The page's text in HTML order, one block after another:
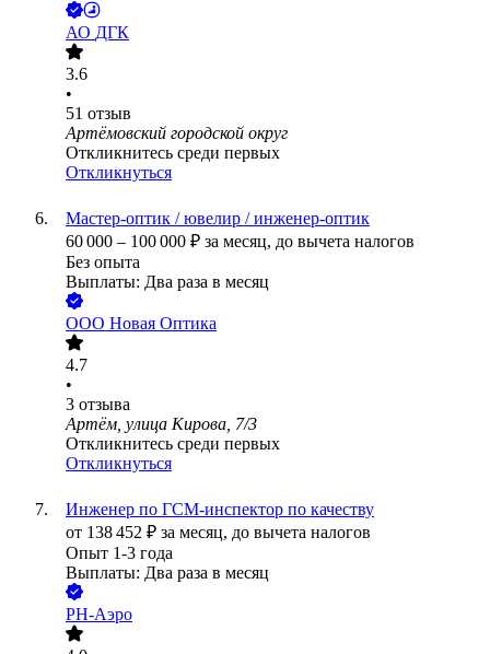
АО ДГК
3.6
•
51 отзыв
Артёмовский городской округ
Откликнитесь среди первых
Откликнуться
Мастер-оптик / ювелир / инженер-оптик
60 000 – 100 000 ₽ за месяц, до вычета налогов
Без опыта
Выплаты: Два раза в месяц
ООО Новая Оптика
4.7
•
3 отзыва
Артём, улица Кирова, 7/3
Откликнитесь среди первых
Откликнуться
Инженер по ГСМ-инспектор по качеству
от 138 452 ₽ за месяц, до вычета налогов
Опыт 1-3 года
Выплаты: Два раза в месяц
РН-Аэро